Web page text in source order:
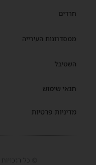
חרדים
ממסדרונות העירייה
השטיבל
תנאי שימוש
מדיניות פרטיות
© כל